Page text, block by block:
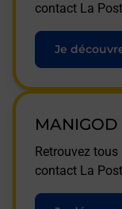
contact La
Je
MANIGOD
Retrouvez
contact La